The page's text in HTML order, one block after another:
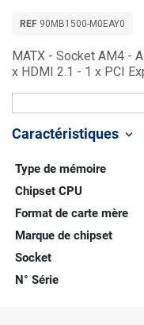
REF 90MB1500-M0EAY0
MATX - Socket AM4 -
x HDMI 2.1 - 1 x PCI
Caractéristiques keyboard_arrow_down
Type de mémoire
Chipset CPU
Format de carte mère
Marque de chipset
Socket
N° Série